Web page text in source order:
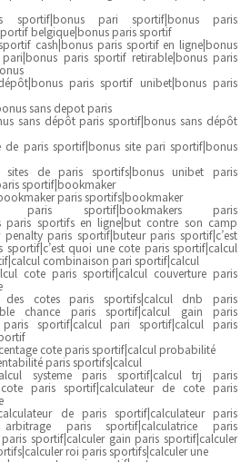
sportif|bonus pari sportif|bonus paris
belgique|bonus paris sportif
cash|bonus paris sportif en ligne|bonus
paris sportif retirable|bonus paris
paris sportif unibet|bonus paris
sans depot paris
sans dépôt paris sportif|bonus sans dépôt
de paris sportif|bonus site pari sportif|bonus
sites de paris sportifs|bonus unibet paris
sportif|bookmaker
paris sportifs|bookmaker
paris sportif|bookmakers paris
paris sportifs en ligne|but contre son camp
paris sportif|buteur paris sportif|c’est
quoi une cote paris sportif|calcul
combinaison pari sportif|calcul
cote paris sportif|calcul couverture paris
des cotes paris sportifs|calcul dnb paris
chance paris sportif|calcul gain paris
sportif|calcul pari sportif|calcul paris
cote paris sportif|calcul probabilité
paris sportifs|calcul
systeme paris sportif|calcul trj paris
cote paris sportif|calculateur de cote paris
de paris sportif|calculateur paris
arbitrage paris sportif|calculatrice paris
sportif|calculer gain paris sportif|calculer
roi paris sportifs|calculer une